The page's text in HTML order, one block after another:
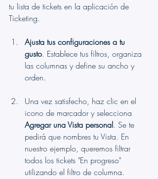
tu lista de tickets en la aplicación de
Ticketing.
Ajusta tus configuraciones a tu
gusto. Establece tus filtros, organiza
las columnas y define su ancho y
orden.
Una vez satisfecho, haz clic en el
icono de marcador y selecciona
Agregar una Vista personal. Se te
pedirá que nombres tu Vista. En
nuestro ejemplo, queremos filtrar
todos los tickets "En progreso"
utilizando el filtro de columna.